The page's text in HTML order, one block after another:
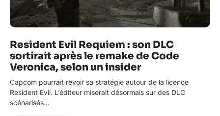
Resident Evil Requiem : son DLC
sortirait après le remake de Code
Veronica, selon un insider
Capcom pourrait revoir sa stratégie autour de la licence
Resident Evil. L’éditeur miserait désormais sur des DLC
scénarisés…